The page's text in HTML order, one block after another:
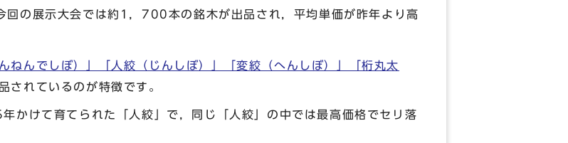
の展示大会では約1，700本の銘木が出品され，平均単価が昨年より高
ねんでしぼ）」「人絞（じんしぼ）」「変絞（へんしぼ）」「桁丸太
されているのが特徴です。
かけて育てられた「人絞」で，同じ「人絞」の中では最高価格でセリ落